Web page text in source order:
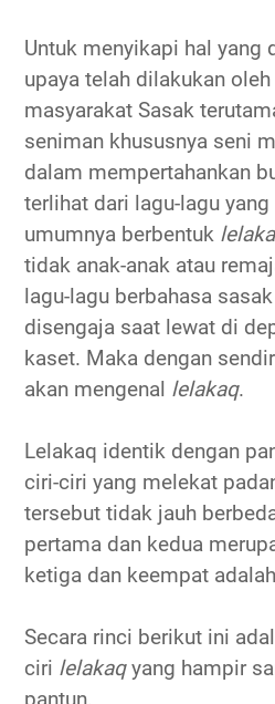
Untuk menyikapi hal yang
upaya telah dilakukan
masyarakat Sasak
seniman khususnya seni
dalam mempertahankan
terlihat dari lagu-lagu
umumnya berbentuk
tidak anak-anak atau
lagu-lagu berbahasa
disengaja saat lewat di
kaset. Maka dengan
akan mengenal lelakaq.
Lelakaq identik dengan
ciri-ciri yang melekat
tersebut tidak jauh
pertama dan kedua
ketiga dan keempat
Secara rinci berikut ini
ciri lelakaqyang hampir
pantun.